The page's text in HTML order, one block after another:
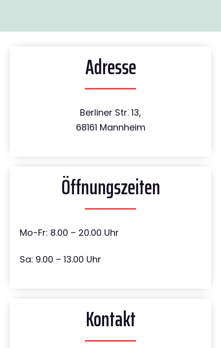
Adresse
Berliner Str. 13,
68161 Mannheim
Öffnungszeiten
Mo-Fr: 8.00 – 20.00 Uhr
Sa: 9.00 – 13.00 Uhr
Kontakt